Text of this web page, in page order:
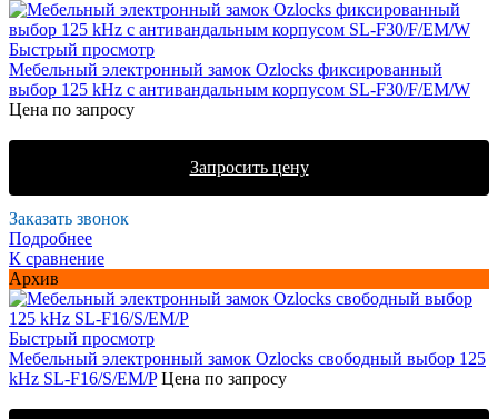
Быстрый просмотр
Мебельный электронный замок Ozlocks фиксированный
выбор 125 kHz с антивандальным корпусом SL-F30/F/EM/W
Цена по запросу
Запросить цену
Заказать звонок
Подробнее
К сравнение
Архив
Быстрый просмотр
Мебельный электронный замок Ozlocks свободный выбор 125
kHz SL-F16/S/EM/P Цена по запросу